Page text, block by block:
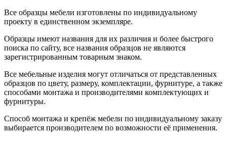
Все образцы мебели изготовлены по индивидуальному
проекту в единственном экземпляре.
Образцы имеют названия для их различия и более быстрого
поиска по сайту, все названия образцов не являются
зарегистрированным товарным знаком.
Все мебельные изделия могут отличаться от представленных
образцов по цвету, размеру, комплектации, фурнитуре, а также
способами монтажа и производителями комплектующих и
фурнитуры.
Способ монтажа и крепёж мебели по индивидуальному заказу
выбирается производителем по возможности её применения.